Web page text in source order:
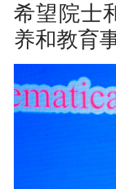
希望院士
养和教育